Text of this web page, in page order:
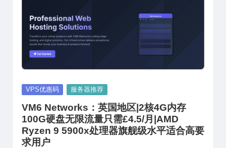
Posted
VPS优惠码 服务器推荐
VM6 Networks：英国地区|2核4G内存
100G硬盘无限流量只需£4.5/月|AMD
Ryzen 9 5900x处理器旗舰级水平适合高要
求用户